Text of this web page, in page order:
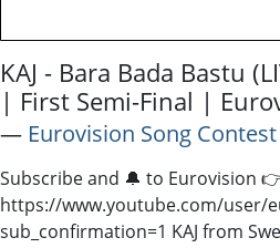
KAJ - Bara Bada Bastu
| First Semi-Final |
― Eurovision Song Contest
Subscribe and 🔔 to Eurovision
https://www.youtube.com/user/
sub_confirmation=1 ​ KAJ from